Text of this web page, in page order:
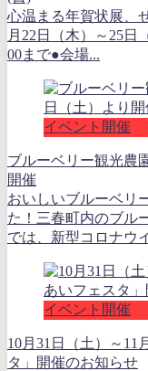
心温まる年賀状展、
月22日（木）～25日
00まで●会場...
イベント開催
ブルーベリー観光農
開催
おいしいブルーベリ
た！三春町内のブル
では、新型コロナウ
イベント開催
10月31日（土）～11
タ」開催のお知らせ